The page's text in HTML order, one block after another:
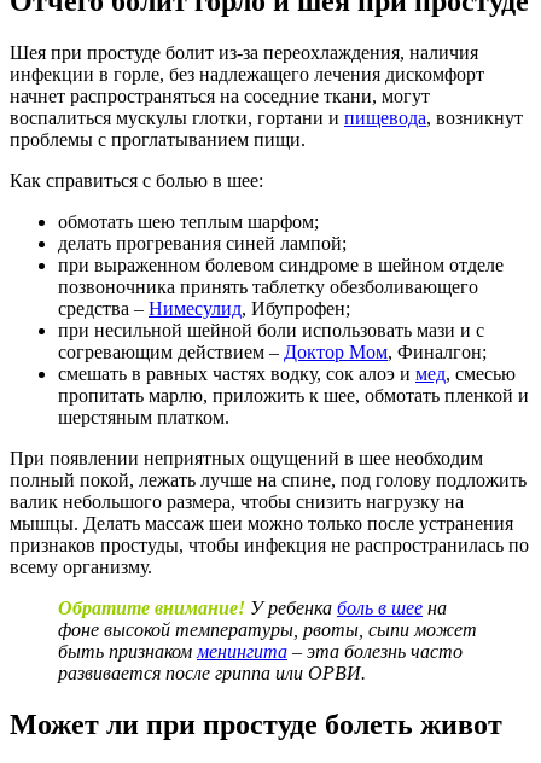
Шея при простуде болит из-за переохлаждения, наличия
инфекции в горле, без надлежащего лечения дискомфорт
начнет распространяться на соседние ткани, могут
воспалиться мускулы глотки, гортани и пищевода, возникнут
проблемы с проглатыванием пищи.
Как справиться с болью в шее:
обмотать шею теплым шарфом;
делать прогревания синей лампой;
при выраженном болевом синдроме в шейном отделе
позвоночника принять таблетку обезболивающего
средства – Нимесулид, Ибупрофен;
при несильной шейной боли использовать мази и с
согревающим действием – Доктор Мом, Финалгон;
смешать в равных частях водку, сок алоэ и мед, смесью
пропитать марлю, приложить к шее, обмотать пленкой и
шерстяным платком.
При появлении неприятных ощущений в шее необходим
полный покой, лежать лучше на спине, под голову подложить
валик небольшого размера, чтобы снизить нагрузку на
мышцы. Делать массаж шеи можно только после устранения
признаков простуды, чтобы инфекция не распространилась по
всему организму.
Обратите внимание! У ребенка боль в шее на
фоне высокой температуры, рвоты, сыпи может
быть признаком менингита – эта болезнь часто
развивается после гриппа или ОРВИ.
Может ли при простуде болеть живот